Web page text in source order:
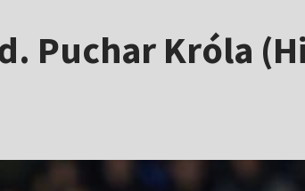
Puchar Króla